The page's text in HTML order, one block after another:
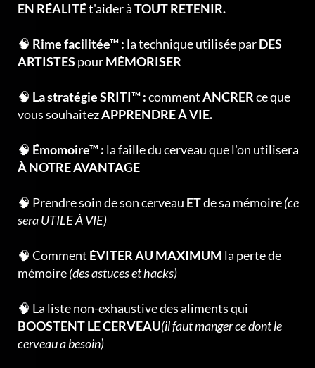
EN RÉALITÉt'aider àTOUT RETENIR.
🧠 Rime facilitée™ : la technique utilisée parDES
ARTISTES pourMÉMORISER
🧠 La stratégie SRITI™ :commentANCRERce que
vous souhaitezAPPRENDRE À VIE.
🧠 Émomoire™ : la faille du cerveau que l'on utilisera
À NOTRE AVANTAGE
🧠 Prendre soin de son cerveau ETde sa mémoire(ce
sera UTILE À VIE)
🧠 Comment ÉVITER AU MAXIMUM la perte de
mémoire(des astuces et hacks)
🧠 La liste non-exhaustive des aliments qui
BOOSTENT LE CERVEAU(il faut manger ce dont le
cerveau a besoin)